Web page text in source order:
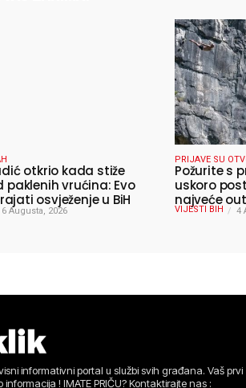
otkrio kada stiže
paklenih vrućina: Evo
osvježenje u BiH
6 Augusta, 2026
PRIJAVE SU
Požurite s
uskoro
najveće
ljeta
VIJESTI BIH 4
informativni portal u službi svih građana. Vaš prvi
informacija ! IMATE PRIČU? Kontaktirajte nas :